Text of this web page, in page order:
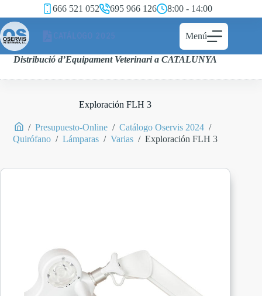
666 521 052 695 966 126 8:00 - 14:00
CATÁLOGO 2025 Menú
Distribució d’Equipament Veterinari a CATALUNYA
Exploración FLH 3
/ Presupuesto-Online / Catálogo Oservis 2024 /
Quirófano / Lámparas / Varias / Exploración FLH 3